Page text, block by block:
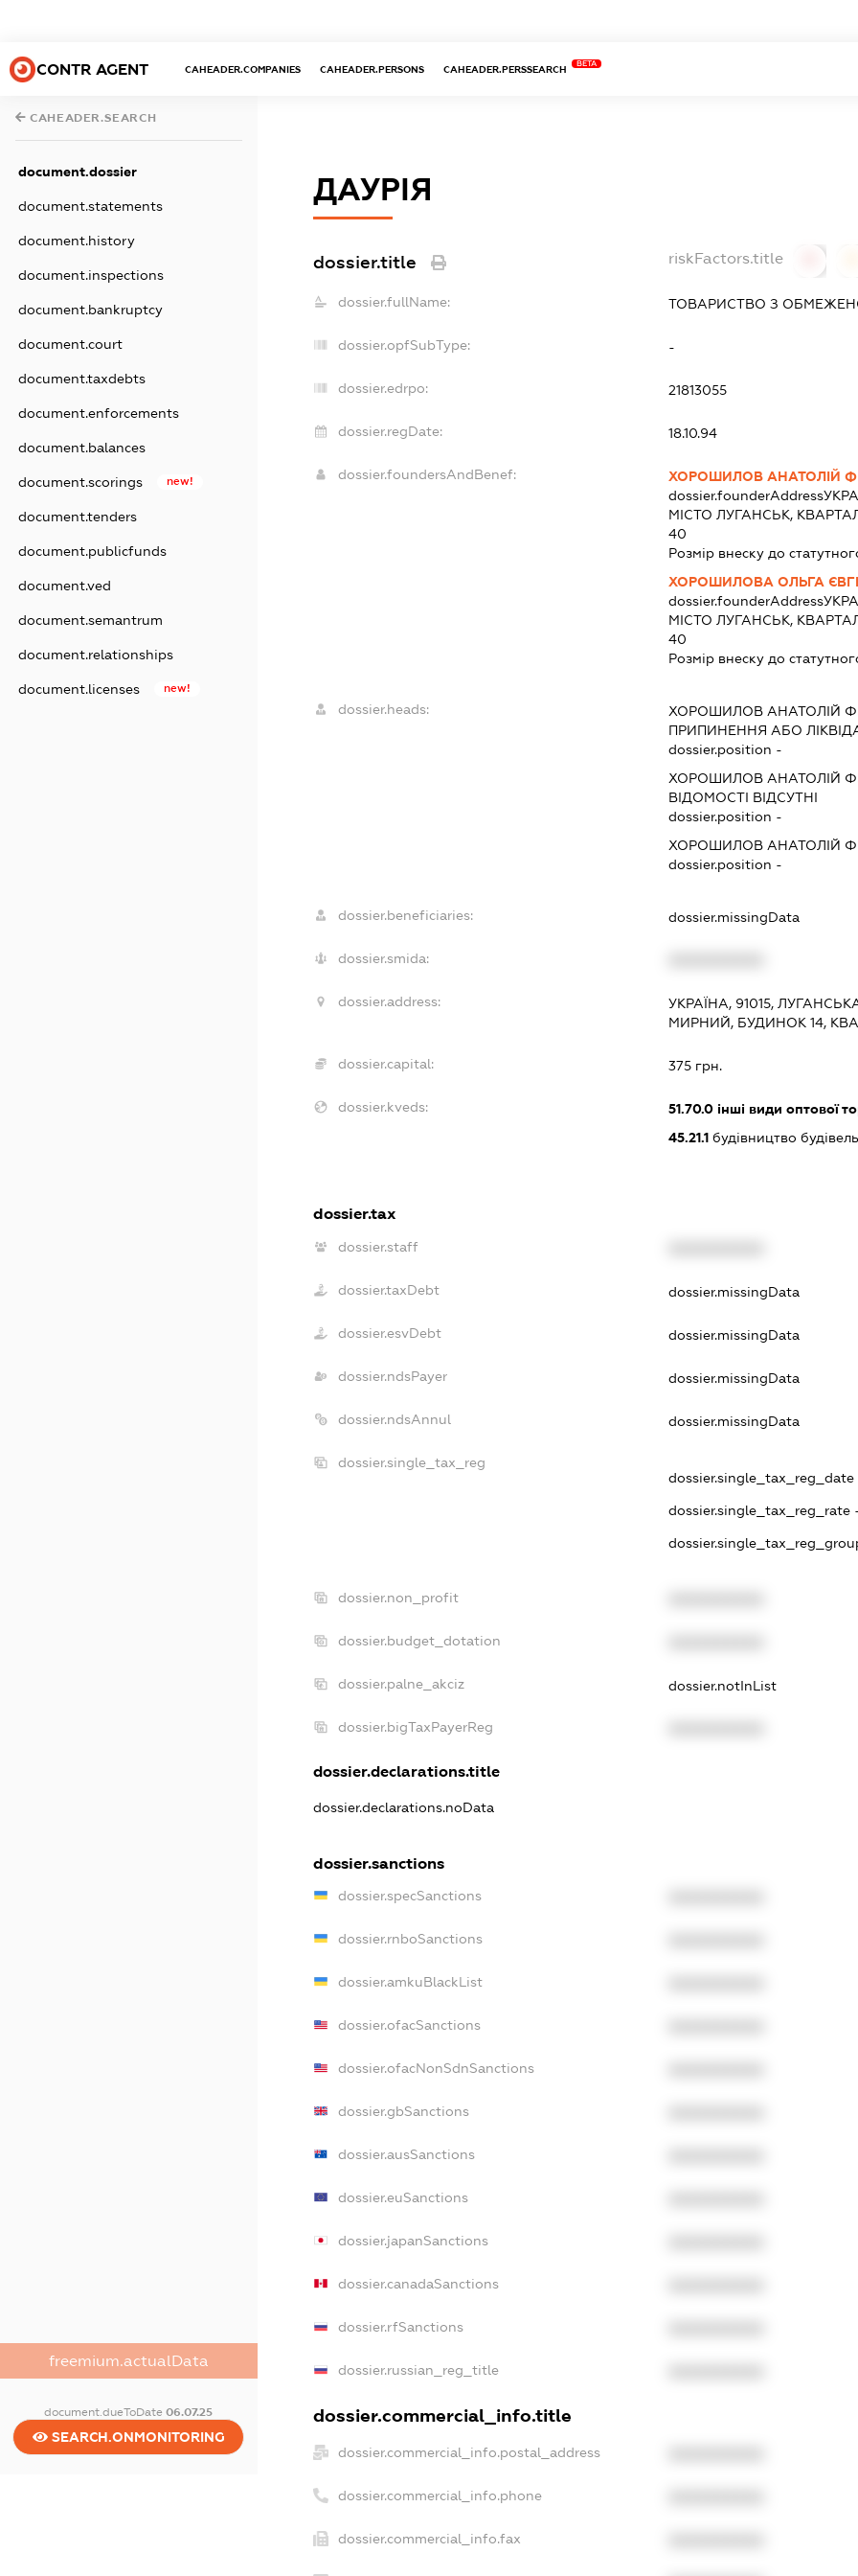
CONTR AGENT CAHEADER.COMPANIES CAHEADER.PERSONS CAHEADER.PERSSEARCH
BETA
CAHEADER.SEARCH
document.dossier
document.statements
document.history
document.inspections
document.bankruptcy
document.court
document.taxdebts
document.enforcements
document.balances
document.scorings new!
document.tenders
document.publicfunds
document.ved
document.semantrum
document.relationships
document.licenses new!
freemium.actualData
document.dueToDate06.07.25
SEARCH.ONMONITORING
ДАУРІЯ
dossier.title riskFactors.title
dossier.fullName: ТОВАРИСТВО З
dossier.opfSubType: -
dossier.edrpo: 21813055
dossier.regDate: 18.10.94
dossier.foundersAndBenef:
ХОРОШИЛОВ АНАТОЛІЙ
dossier.founderAddress
МІСТО ЛУГАНСЬК,
40
Розмір внеску до
ХОРОШИЛОВА ОЛЬГА
dossier.founderAddress
МІСТО ЛУГАНСЬК,
40
Розмір внеску до
dossier.heads: ХОРОШИЛОВ АНАТОЛІЙ
ПРИПИНЕННЯ АБО
dossier.position -
ХОРОШИЛОВ АНАТОЛІЙ
ВІДОМОСТІ ВІДСУТНІ
dossier.position -
ХОРОШИЛОВ АНАТОЛІЙ
dossier.position -
dossier.beneficiaries: dossier.missingData
dossier.smida:
dossier.address:
УКРАЇНА, 91015,
МИРНИЙ, БУДИНОК 14,
dossier.capital: 375 грн.
dossier.kveds: 51.70.0 інші види оптової
45.21.1 будівництво будівель
dossier.tax
dossier.staff
dossier.taxDebt dossier.missingData
dossier.esvDebt dossier.missingData
dossier.ndsPayer dossier.missingData
dossier.ndsAnnul dossier.missingData
dossier.single_tax_reg
dossier.single_tax_reg_date
dossier.single_tax_reg_rate
dossier.non_profit
dossier.budget_dotation
dossier.palne_akciz dossier.notInList
dossier.bigTaxPayerReg
dossier.declarations.title
dossier.declarations.noData
dossier.sanctions
dossier.specSanctions
dossier.rnboSanctions
dossier.amkuBlackList
dossier.ofacSanctions
dossier.ofacNonSdnSanctions
dossier.gbSanctions
dossier.ausSanctions
dossier.euSanctions
dossier.japanSanctions
dossier.canadaSanctions
dossier.rfSanctions
dossier.russian_reg_title
dossier.commercial_info.title
dossier.commercial_info.postal_address
dossier.commercial_info.phone
dossier.commercial_info.fax